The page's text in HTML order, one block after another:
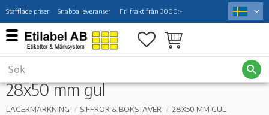
Meny
Stafflade priser Snabba leveranser Fri frakt från 3000:-
Favoriter
Kundvagn
28x50 mm gul
LAGERMÄRKNING SIFFROR & BOKSTÄVER 28X50 MM GUL